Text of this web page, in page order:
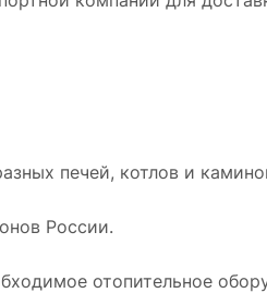
печей, котлов и
России.
отопительное